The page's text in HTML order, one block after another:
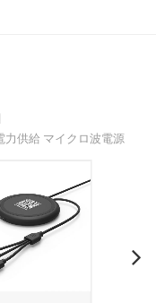
供給 マイクロ波電源